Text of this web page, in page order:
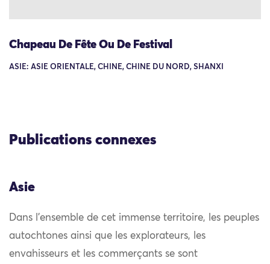
Chapeau De Fête Ou De Festival
ASIE: ASIE ORIENTALE, CHINE, CHINE DU NORD, SHANXI
Publications connexes
Asie
Dans l’ensemble de cet immense territoire, les peuples
autochtones ainsi que les explorateurs, les
envahisseurs et les commerçants se sont